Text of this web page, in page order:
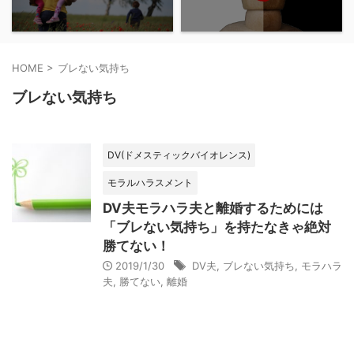
HOME > ブレない気持ち
ブレない気持ち
DV(ドメスティックバイオレンス)
モラルハラスメント
DV夫モラハラ夫と離婚するためには
「ブレない気持ち」を持たなきゃ絶対
勝てない！
2019/1/30 DV夫 ブレない気持ち
モラハラ
夫
勝てない 離婚